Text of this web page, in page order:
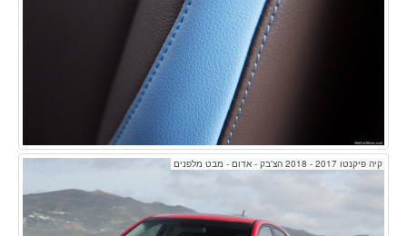
קיה פיקנטו 2017 - 2018 הצ'בק - אדום - מבט מלפנים